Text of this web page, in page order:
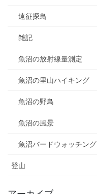
遠征探鳥
雑記
魚沼の放射線量測定
魚沼の里山ハイキング
魚沼の野鳥
魚沼の風景
魚沼バードウォッチング
登山